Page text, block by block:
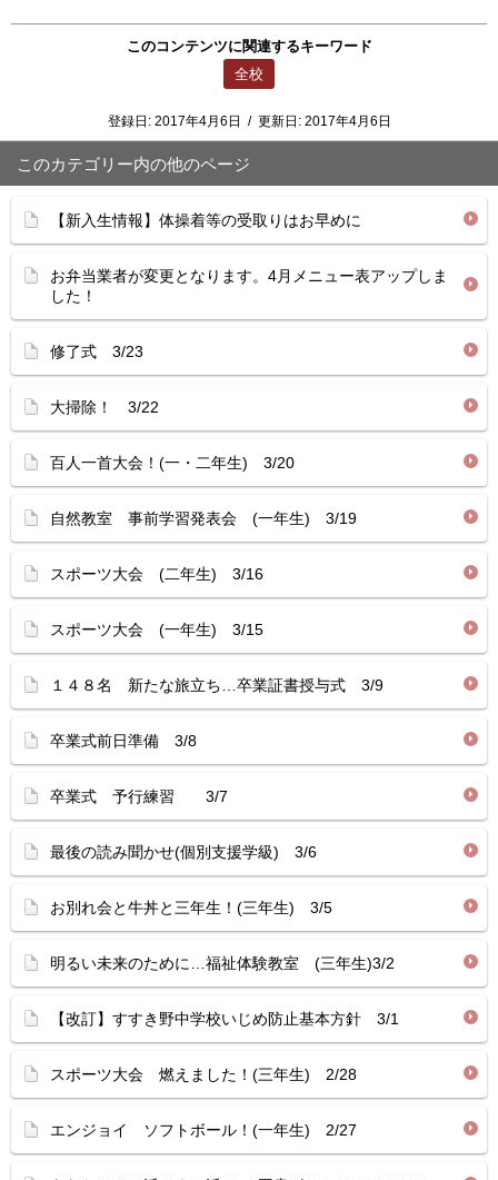
このコンテンツに関連するキーワード
全校
登録日: 2017年4月6日 / 更新日: 2017年4月6日
このカテゴリー内の他のページ
【新入生情報】体操着等の受取りはお早めに
お弁当業者が変更となります。4月メニュー表アップしま
した！
修了式 3/23
大掃除！ 3/22
百人一首大会！(一・二年生) 3/20
自然教室 事前学習発表会 (一年生) 3/19
スポーツ大会 (二年生) 3/16
スポーツ大会 (一年生) 3/15
１４８名 新たな旅立ち…卒業証書授与式 3/9
卒業式前日準備 3/8
卒業式 予行練習 3/7
最後の読み聞かせ(個別支援学級) 3/6
お別れ会と牛丼と三年生！(三年生) 3/5
明るい未来のために…福祉体験教室 (三年生)3/2
【改訂】すすき野中学校いじめ防止基本方針 3/1
スポーツ大会 燃えました！(三年生) 2/28
エンジョイ ソフトボール！(一年生) 2/27